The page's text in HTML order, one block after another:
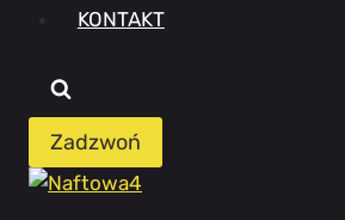
KONTAKT
Zadzwoń